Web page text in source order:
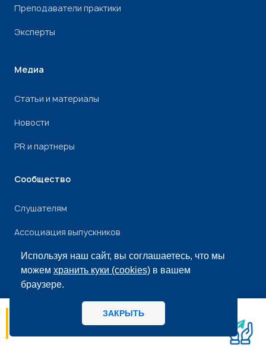
Используя наш сайт, вы соглашаетесь, что мы
можемхранить куки (cookies) в вашем
браузере.
ЗАКРЫТЬ
Преподаватели практики
Эксперты
Медиа
Статьи и материалы
Новости
PR и партнеры
Сообщество
Слушателям
Ассоциация выпускников
Клуб Амбассадоров
Истории успеха
Образовательная среда
Оплата обучения
Внедрение изменений – точка роста или